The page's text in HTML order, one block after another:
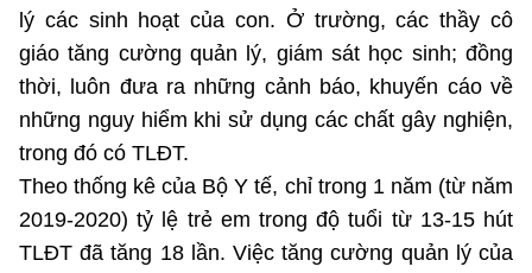
lý các sinh hoạt của con. Ở trường, các thầy cô
giáo tăng cường quản lý, giám sát học sinh; đồng
thời, luôn đưa ra những cảnh báo, khuyến cáo về
những nguy hiểm khi sử dụng các chất gây nghiện,
trong đó có TLĐT.
Theo thống kê của Bộ Y tế, chỉ trong 1 năm (từ năm
2019-2020) tỷ lệ trẻ em trong độ tuổi từ 13-15 hút
TLĐT đã tăng 18 lần. Việc tăng cường quản lý của